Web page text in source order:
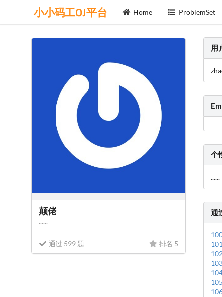
小小码工OJ平台 Home ProblemSet
颠佬
......
通过 599 题 排名 5
用
个
......
通